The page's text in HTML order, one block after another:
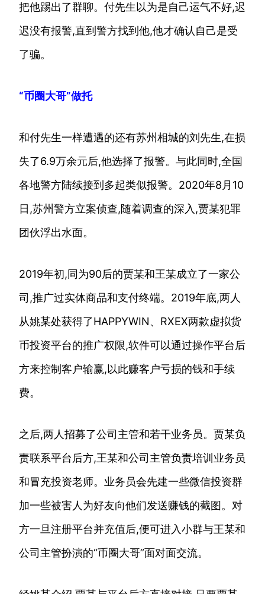
把他踢出了群聊。付先生以为是自己运气不好,迟
迟没有报警,直到警方找到他,他才确认自己是受
了骗。
“币圈大哥”做托
和付先生一样遭遇的还有苏州相城的刘先生,在损
失了6.9万余元后,他选择了报警。与此同时,全国
各地警方陆续接到多起类似报警。2020年8月10
日,苏州警方立案侦查,随着调查的深入,贾某犯罪
团伙浮出水面。
2019年初,同为90后的贾某和王某成立了一家公
司,推广过实体商品和支付终端。2019年底,两人
从姚某处获得了HAPPYWIN、RXEX两款虚拟货
币投资平台的推广权限,软件可以通过操作平台后
方来控制客户输赢,以此赚客户亏损的钱和手续
费。
之后,两人招募了公司主管和若干业务员。贾某负
责联系平台后方,王某和公司主管负责培训业务员
和冒充投资老师。业务员会先建一些微信投资群
加一些被害人为好友向他们发送赚钱的截图。对
方一旦注册平台并充值后,便可进入小群与王某和
公司主管扮演的“币圈大哥”面对面交流。